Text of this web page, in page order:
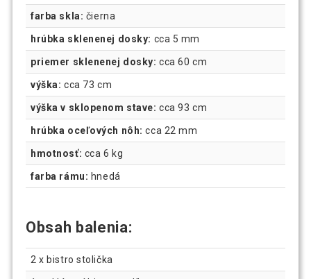
farba skla: čierna
hrúbka sklenenej dosky: cca 5 mm
priemer sklenenej dosky: cca 60 cm
výška: cca 73 cm
výška v sklopenom stave: cca 93 cm
hrúbka oceľových nôh: cca 22 mm
hmotnosť: cca 6 kg
farba rámu: hnedá
Obsah balenia:
2 x bistro stolička